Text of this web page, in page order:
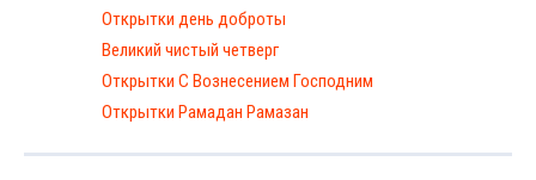
Открытки день доброты
Великий чистый четверг
Открытки С Вознесением Господним
Открытки Рамадан Рамазан